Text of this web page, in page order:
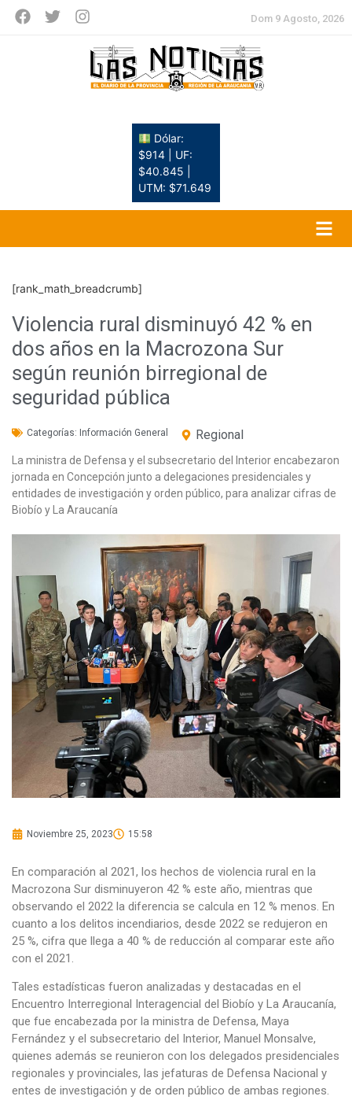
Dom 9 Agosto, 2026
Dólar:
$914 | UF:
$40.845 |
UTM: $71.649
[rank_math_breadcrumb]
Violencia rural disminuyó 42 % en
dos años en la Macrozona Sur
según reunión birregional de
seguridad pública
Categorías: Información General Regional
La ministra de Defensa y el subsecretario del Interior encabezaron
jornada en Concepción junto a delegaciones presidenciales y
entidades de investigación y orden público, para analizar cifras de
Biobío y La Araucanía
Noviembre 25, 2023 15:58
En comparación al 2021, los hechos de violencia rural en la
Macrozona Sur disminuyeron 42 % este año, mientras que
observando el 2022 la diferencia se calcula en 12 % menos. En
cuanto a los delitos incendiarios, desde 2022 se redujeron en
25 %, cifra que llega a 40 % de reducción al comparar este año
con el 2021.
Tales estadísticas fueron analizadas y destacadas en el
Encuentro Interregional Interagencial del Biobío y La Araucanía,
que fue encabezada por la ministra de Defensa, Maya
Fernández y el subsecretario del Interior, Manuel Monsalve,
quienes además se reunieron con los delegados presidenciales
regionales y provinciales, las jefaturas de Defensa Nacional y
entes de investigación y de orden público de ambas regiones.